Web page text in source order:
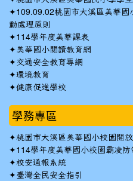
✦109.09.02桃園市大溪區美華
動處理原則
✦114學年度美華課表
✦美華國小閱讀教育網
✦ 交通安全教育專網
✦環境教育
✦健康促進學校
學務專區
✦桃園市大溪區美華國小校園開
✦114學年度美華國小校園霸凌防
✦校安通報系統
✦臺灣全民安全指引